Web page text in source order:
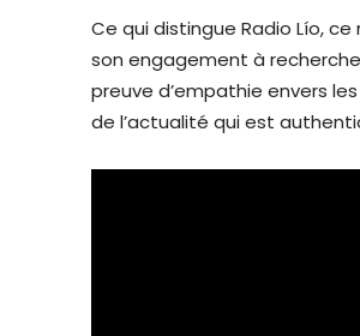
Ce qui distingue Radio Lío,
son engagement à
preuve d’empathie envers
de l’actualité qui est